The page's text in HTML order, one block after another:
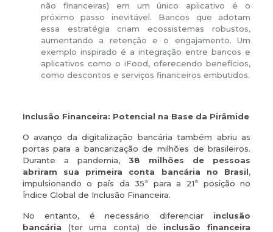
não financeiras) em um único aplicativo é o
próximo passo inevitável. Bancos que adotam
essa estratégia criam ecossistemas robustos,
aumentando a retenção e o engajamento. Um
exemplo inspirado é a integração entre bancos e
aplicativos como o iFood, oferecendo benefícios,
como descontos e serviços financeiros embutidos.
Inclusão Financeira: Potencial na Base da Pirâmide
O avanço da digitalização bancária também abriu as
portas para a bancarização de milhões de brasileiros.
Durante a pandemia, 38 milhões de pessoas
abriram sua primeira conta bancária no Brasil,
impulsionando o país da 35ª para a 21ª posição no
Índice Global de Inclusão Financeira.
No entanto, é necessário diferenciar inclusão
bancária (ter uma conta) de inclusão financeira